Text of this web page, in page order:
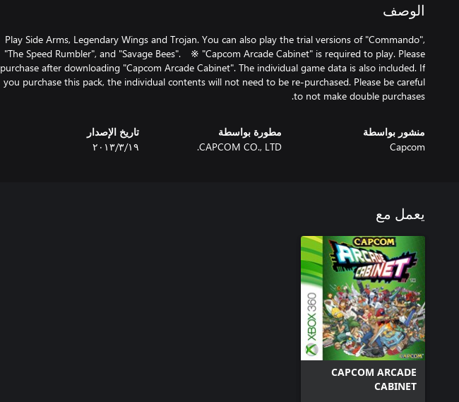
الوصف
Play Side Arms, Legendary Wings and Trojan. You can also play the trial versions of "Commando",
"The Speed Rumbler", and "Savage Bees". ※ "Capcom Arcade Cabinet" is required to play. Please
purchase after downloading "Capcom Arcade Cabinet". The individual game data is also included. If
you purchase this pack, the individual contents will not need to be re-purchased. Please be careful
to not make double purchases.
منشور بواسطة
Capcom
مطورة بواسطة
CAPCOM CO., LTD.
تاريخ الإصدار
١٩‏/٣‏/٢٠١٣
يعمل مع
CAPCOM ARCADE
CABINET